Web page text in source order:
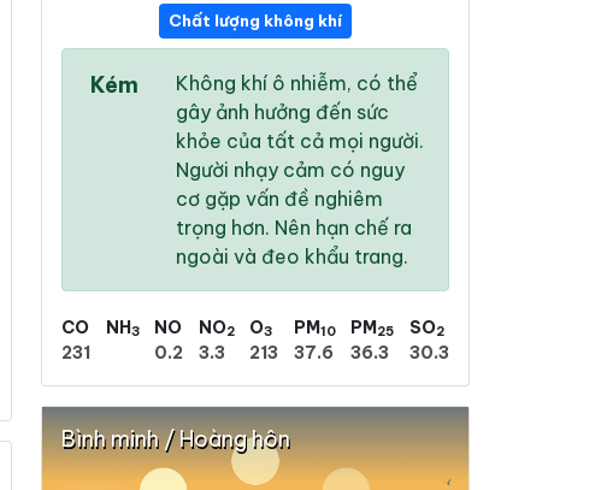
33 °/
33 °
/38 °
31 %
Chất lượng không khí
Kém
Không khí ô nhiễm, có thể
gây ảnh hưởng đến sức
khỏe của tất cả mọi người.
Người nhạy cảm có nguy
cơ gặp vấn đề nghiêm
trọng hơn. Nên hạn chế ra
ngoài và đeo khẩu trang.
CO
231
NH3
NO
0.2
NO2
3.3
O3
213
PM10
37.6
PM25
36.3
SO2
30.3
Bình minh / Hoàng hôn